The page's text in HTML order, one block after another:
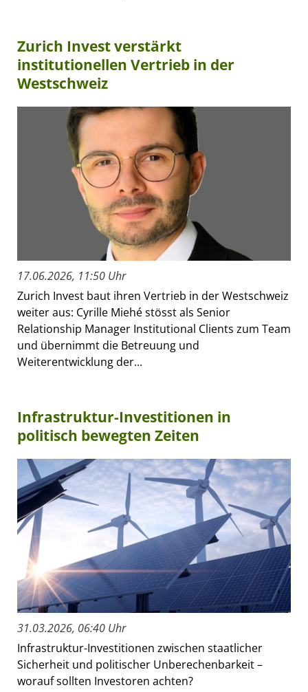
Zurich Invest verstärkt
institutionellen Vertrieb in der
Westschweiz
17.06.2026, 11:50 Uhr
Zurich Invest baut ihren Vertrieb in der Westschweiz
weiter aus: Cyrille Miehé stösst als Senior
Relationship Manager Institutional Clients zum Team
und übernimmt die Betreuung und
Weiterentwicklung der...
Infrastruktur-Investitionen in
politisch bewegten Zeiten
31.03.2026, 06:40 Uhr
Infrastruktur-Investitionen zwischen staatlicher
Sicherheit und politischer Unberechenbarkeit –
worauf sollten Investoren achten?